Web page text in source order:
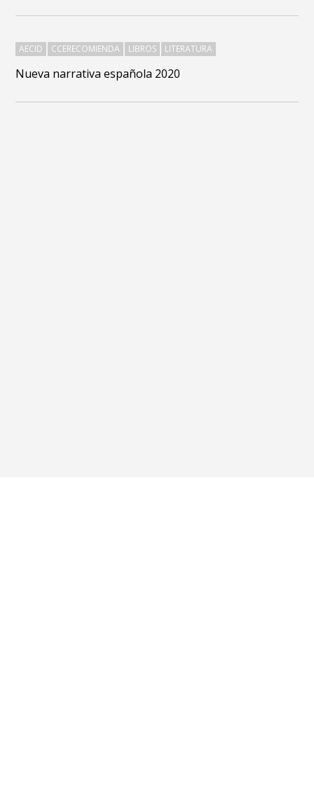
Nueva narrativa española 2020
AECID CCERECOMIENDA LIBROS LITERATURA